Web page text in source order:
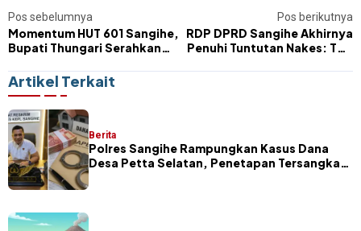
Pos sebelumnya
Momentum HUT 601 Sangihe,
Bupati Thungari Serahkan
Kepulauan Sitaro
Pos berikutnya
RDP DPRD Sangihe Akhirnya
Penuhi Tuntutan Nakes: TPP
Puskesmas
Artikel Terkait
Berita
Polres Sangihe Rampungkan Kasus Dana
Desa Petta Selatan, Penetapan Tersangka